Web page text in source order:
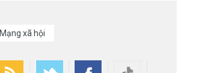
Mạng xã hội